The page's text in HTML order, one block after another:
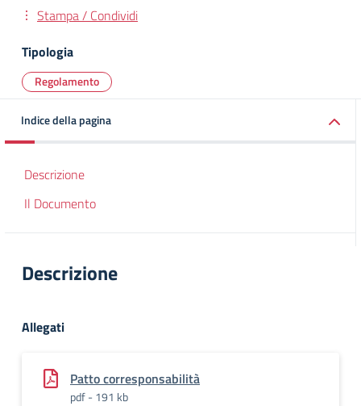
Stampa / Condividi
Tipologia
Regolamento
Indice della pagina
Descrizione
Il Documento
Descrizione
Allegati
Patto corresponsabilità
pdf - 191 kb